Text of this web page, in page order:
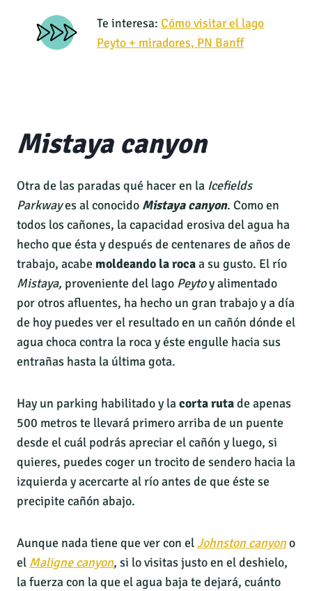
Te interesa: Cómo visitar el lago
Peyto + miradores, PN Banff
Mistaya canyon
Otra de las paradas qué hacer en la Icefields
Parkwayes al conocido Mistaya canyon. Como en
todos los cañones, la capacidad erosiva del agua ha
hecho que ésta y después de centenares de años de
trabajo, acabe moldeando la rocaa su gusto. El río
Mistaya, proveniente del lago Peytoy alimentado
por otros afluentes, ha hecho un gran trabajo y a día
de hoy puedes ver el resultado en un cañón dónde el
agua choca contra la roca y éste engulle hacia sus
entrañas hasta la última gota.
Hay un parking habilitado y lacorta rutade apenas
500 metros te llevará primero arriba de un puente
desde el cuál podrás apreciar el cañón y luego, si
quieres, puedes coger un trocito de sendero hacia la
izquierda y acercarte al río antes de que éste se
precipite cañón abajo.
Aunque nada tiene que ver con elJohnston canyono
el Maligne canyon, si lo visitas justo en el deshielo,
la fuerza con la que el agua baja te dejará, cuánto